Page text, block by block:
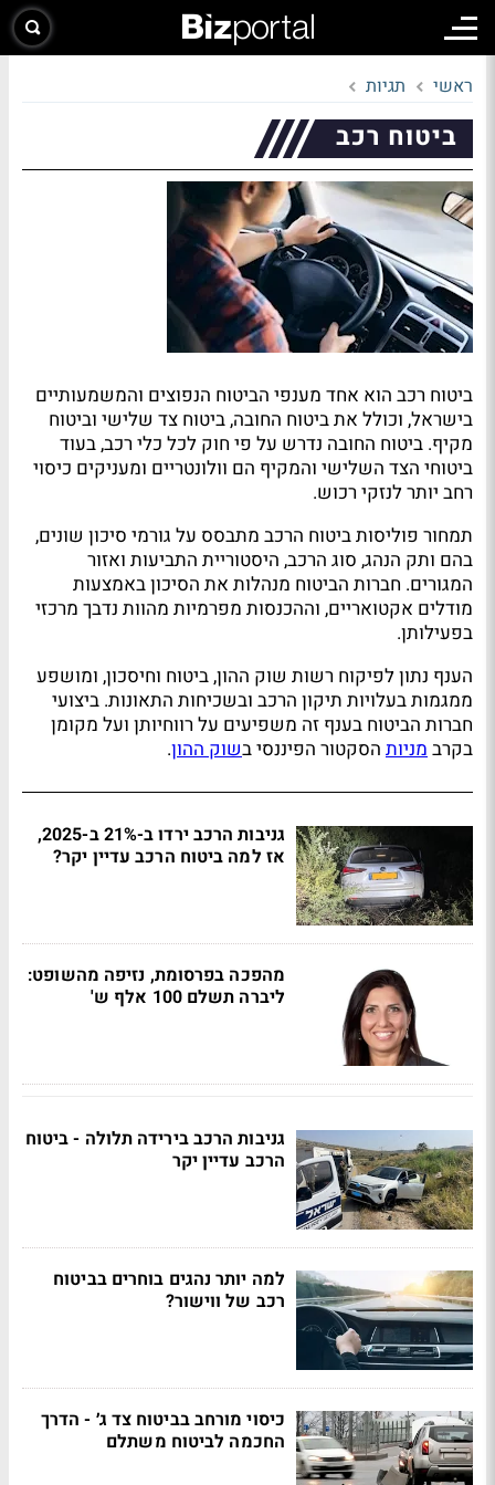
ראשי תגיות
ביטוח רכב
ביטוח רכב הוא אחד מענפי הביטוח הנפוצים והמשמעותיים
בישראל, וכולל את ביטוח החובה, ביטוח צד שלישי וביטוח
מקיף. ביטוח החובה נדרש על פי חוק לכל כלי רכב, בעוד
ביטוחי הצד השלישי והמקיף הם וולונטריים ומעניקים כיסוי
רחב יותר לנזקי רכוש.
תמחור פוליסות ביטוח הרכב מתבסס על גורמי סיכון שונים,
בהם ותק הנהג, סוג הרכב, היסטוריית התביעות ואזור
המגורים. חברות הביטוח מנהלות את הסיכון באמצעות
מודלים אקטואריים, וההכנסות מפרמיות מהוות נדבך מרכזי
בפעילותן.
הענף נתון לפיקוח רשות שוק ההון, ביטוח וחיסכון, ומושפע
ממגמות בעלויות תיקון הרכב ובשכיחות התאונות. ביצועי
חברות הביטוח בענף זה משפיעים על רווחיותן ועל מקומן
בקרבמניות הסקטור הפיננסי בשוק ההון.
גניבות הרכב ירדו ב-21% ב-2025,
אז למה ביטוח הרכב עדיין יקר?
מהפכה בפרסומת, נזיפה מהשופט:
ליברה תשלם 100 אלף ש'
גניבות הרכב בירידה תלולה - ביטוח
הרכב עדיין יקר
למה יותר נהגים בוחרים בביטוח
רכב של ווישור?
כיסוי מורחב בביטוח צד ג׳ - הדרך
החכמה לביטוח משתלם